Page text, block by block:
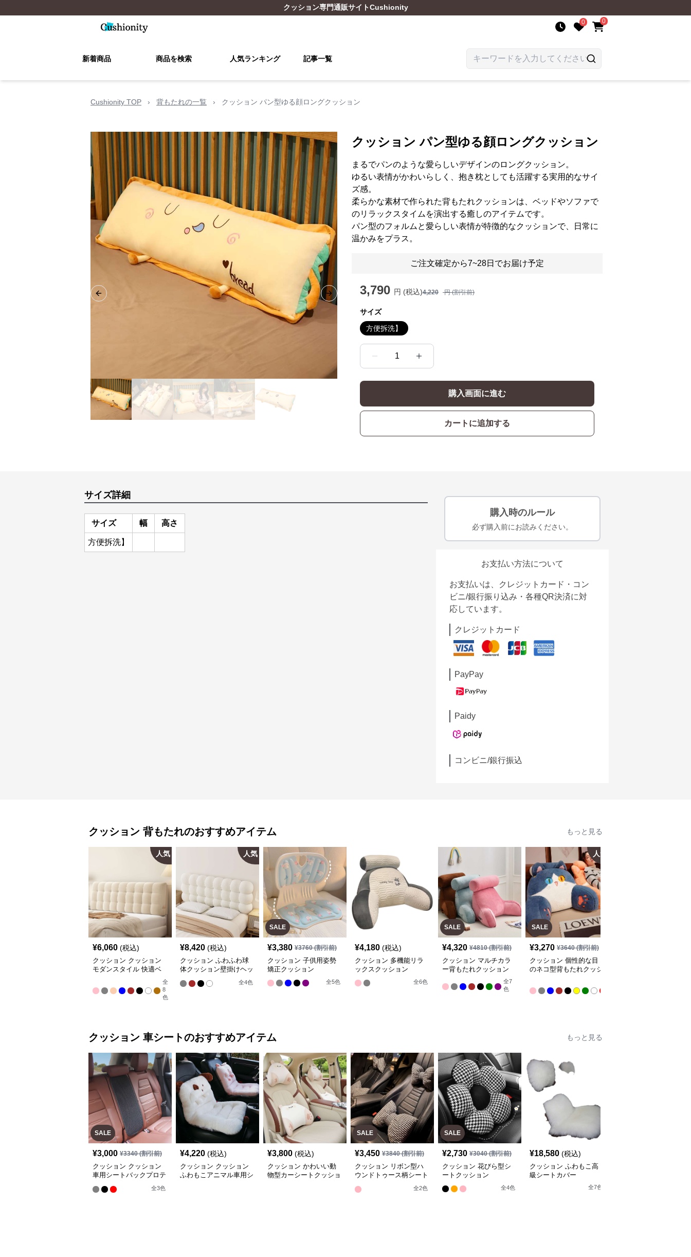
クッション専門通販サイトCushionity
0 0
新着商品 商品を検索 人気ランキング 記事一覧
Cushionity TOP › 背もたれの一覧 › クッション パン型ゆる顔ロングクッション
Previous slide Next slide
クッション パン型ゆる顔ロングクッション
まるでパンのような愛らしいデザインのロングクッション。
ゆるい表情がかわいらしく、抱き枕としても活躍する実用的なサイ
ズ感。
柔らかな素材で作られた背もたれクッションは、ベッドやソファで
のリラックスタイムを演出する癒しのアイテムです。
パン型のフォルムと愛らしい表情が特徴的なクッションで、日常に
温かみをプラス。
ご注文確定から7~28日でお届け予定
3,790 円 (税込)4,220 円 (割引前)
サイズ
方便拆洗】
1
購入画面に進む
カートに追加する
サイズ詳細
サイズ 幅 高さ
方便拆洗】
購入時のルール
必ず購入前にお読みください。
お支払い方法について
お支払いは、クレジットカード・コン
ビニ/銀行振り込み・各種QR決済に対
応しています。
クレジットカード
PayPay
Paidy
コンビニ/銀行振込
クッション 背もたれのおすすめアイテム もっと見る
人気
¥6,060 (税込)
クッション クッション
モダンスタイル 快適ベ
全
8
色
人気
¥8,420 (税込)
クッション ふわふわ球
体クッション壁掛けヘッ
全4色
SALE
¥3,380 ¥3760(割引前)
クッション 子供用姿勢
矯正クッション
全5色
¥4,180 (税込)
クッション 多機能リラ
ックスクッション
全6色
SALE
¥4,320 ¥4810(割引前)
クッション マルチカラ
ー背もたれクッション
全7
色
SALE
人気
¥3,270 ¥3640(割引前)
クッション 個性的な目
のネコ型背もたれクッシ
クッション 車シートのおすすめアイテム もっと見る
SALE
¥3,000 ¥3340(割引前)
クッション クッション
車用シートバックプロテ
全3色
¥4,220 (税込)
クッション クッション
ふわもこアニマル車用シ
¥3,800 (税込)
クッション かわいい動
物型カーシートクッショ
SALE
¥3,450 ¥3840(割引前)
クッション リボン型ハ
ウンドトゥース柄シート
全2色
SALE
¥2,730 ¥3040(割引前)
クッション 花びら型シ
ートクッション
全4色
¥18,580 (税込)
クッション ふわもこ高
級シートカバー
全7色